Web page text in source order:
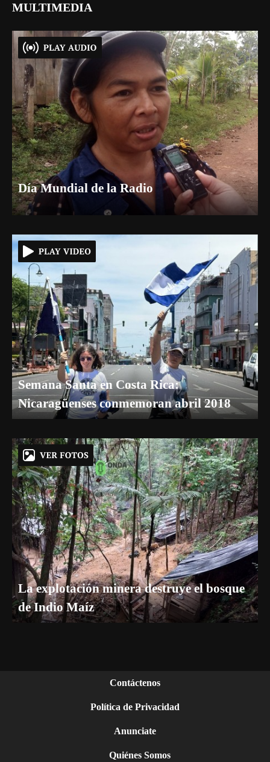
MULTIMEDIA
Día Mundial de la Radio
Semana Santa en Costa Rica:
Nicaragüenses conmemoran abril 2018
La explotación minera destruye el bosque
de Indio Maíz
Contáctenos
Política de Privacidad
Anunciate
Quiénes Somos